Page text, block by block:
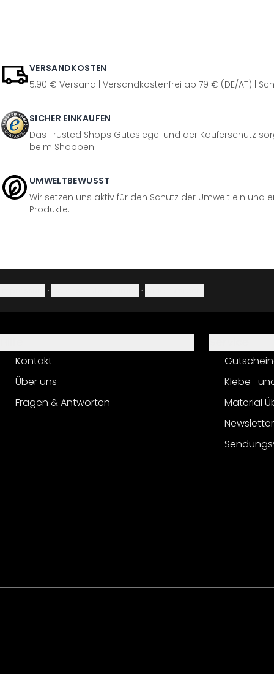
VERSANDKOSTEN
5,90 € Versand | Versandkostenfrei ab 79 € (DE/AT) |
SICHER EINKAUFEN
Das Trusted Shops Gütesiegel und der Käuferschutz
beim Shoppen.
UMWELTBEWUSST
Wir setzen uns aktiv für den Schutz der Umwelt ein und
Produkte.
· ·
Kontakt
Über uns
Fragen & Antworten
Klebe-
Material